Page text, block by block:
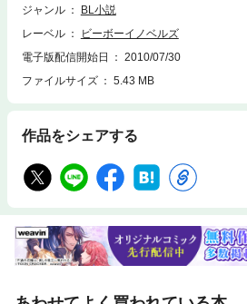
ジャンル
BL小説
レーベル
ビーボーイノベルズ
電子版配信開始日
2010/07/30
ファイルサイズ
5.43 MB
作品をシェアする